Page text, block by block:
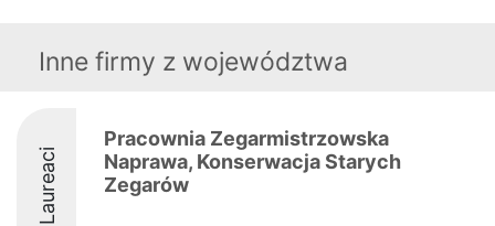
Inne firmy z województwa
Laureaci
Pracownia Zegarmistrzowska
Naprawa, Konserwacja Starych
Zegarów